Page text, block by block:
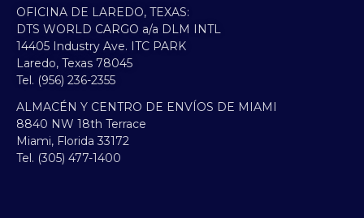
OFICINA DE LAREDO, TEXAS:​
DTS WORLD CARGO a/a DLM INTL
14405 Industry Ave. ITC PARK
Laredo, Texas 78045
Tel. (956) 236-2355
ALMACÉN Y CENTRO DE ENVÍOS DE MIAMI
8840 NW 18th Terrace
Miami, Florida 33172
Tel. (305) 477-1400